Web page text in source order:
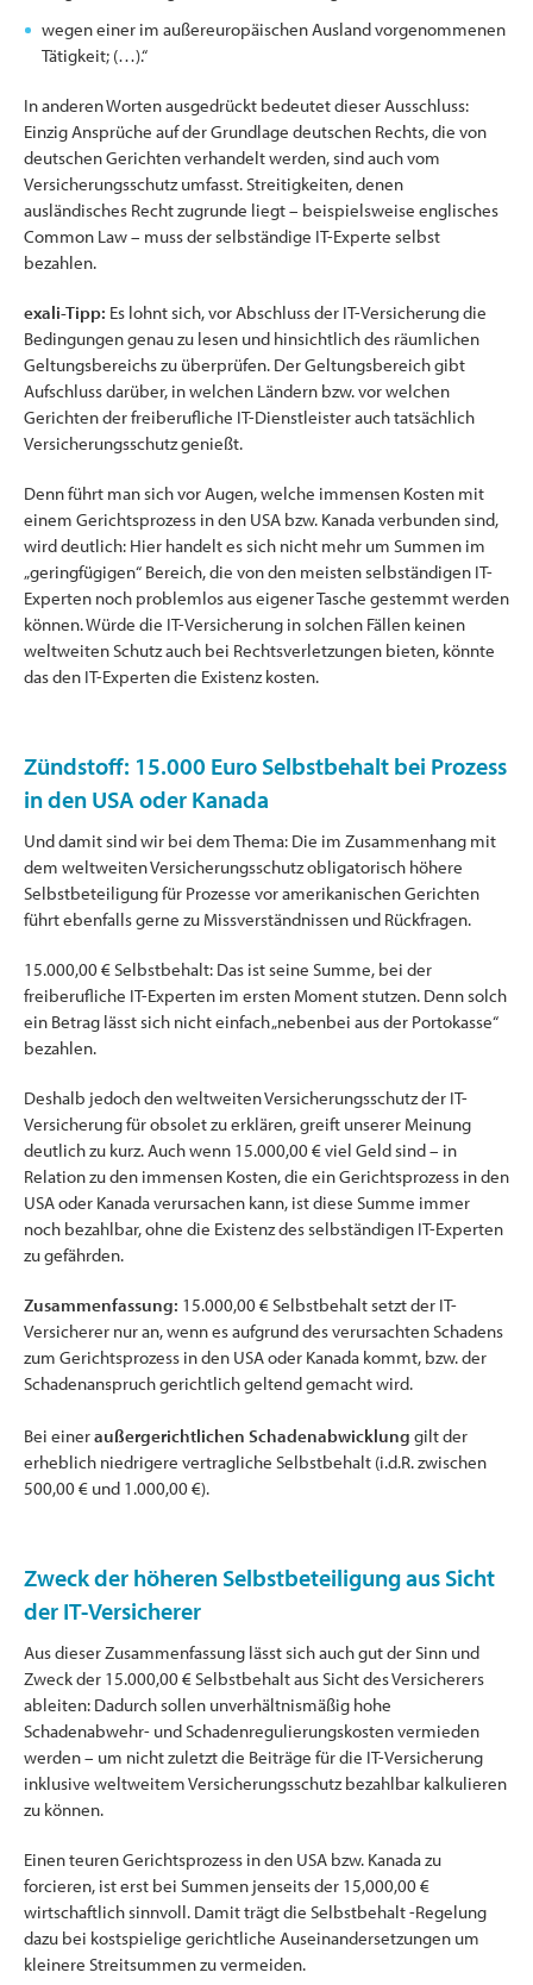
wegen einer im außereuropäischen Ausland vorgenommenen
Tätigkeit; (…).“
In anderen Worten ausgedrückt bedeutet dieser Ausschluss:
Einzig Ansprüche auf der Grundlage deutschen Rechts, die von
deutschen Gerichten verhandelt werden, sind auch vom
Versicherungsschutz umfasst. Streitigkeiten, denen
ausländisches Recht zugrunde liegt – beispielsweise englisches
Common Law – muss der selbständige IT-Experte selbst
bezahlen.
exali-Tipp: Es lohnt sich, vor Abschluss der IT-Versicherung die
Bedingungen genau zu lesen und hinsichtlich des räumlichen
Geltungsbereichs zu überprüfen. Der Geltungsbereich gibt
Aufschluss darüber, in welchen Ländern bzw. vor welchen
Gerichten der freiberufliche IT-Dienstleister auch tatsächlich
Versicherungsschutz genießt.
Denn führt man sich vor Augen, welche immensen Kosten mit
einem Gerichtsprozess in den USA bzw. Kanada verbunden sind,
wird deutlich: Hier handelt es sich nicht mehr um Summen im
„geringfügigen“ Bereich, die von den meisten selbständigen IT-
Experten noch problemlos aus eigener Tasche gestemmt werden
können. Würde die IT-Versicherung in solchen Fällen keinen
weltweiten Schutz auch bei Rechtsverletzungen bieten, könnte
das den IT-Experten die Existenz kosten.
Zündstoff: 15.000 Euro Selbstbehalt bei Prozess
in den USA oder Kanada
Und damit sind wir bei dem Thema: Die im Zusammenhang mit
dem weltweiten Versicherungsschutz obligatorisch höhere
Selbstbeteiligung für Prozesse vor amerikanischen Gerichten
führt ebenfalls gerne zu Missverständnissen und Rückfragen.
15.000,00 € Selbstbehalt: Das ist seine Summe, bei der
freiberufliche IT-Experten im ersten Moment stutzen. Denn solch
ein Betrag lässt sich nicht einfach „nebenbei aus der Portokasse“
bezahlen.
Deshalb jedoch den weltweiten Versicherungsschutz der IT-
Versicherung für obsolet zu erklären, greift unserer Meinung
deutlich zu kurz. Auch wenn 15.000,00 € viel Geld sind – in
Relation zu den immensen Kosten, die ein Gerichtsprozess in den
USA oder Kanada verursachen kann, ist diese Summe immer
noch bezahlbar, ohne die Existenz des selbständigen IT-Experten
zu gefährden.
Zusammenfassung: 15.000,00 € Selbstbehalt setzt der IT-
Versicherer nur an, wenn es aufgrund des verursachten Schadens
zum Gerichtsprozess in den USA oder Kanada kommt, bzw. der
Schadenanspruch gerichtlich geltend gemacht wird.
Bei eineraußergerichtlichen Schadenabwicklung gilt der
erheblich niedrigere vertragliche Selbstbehalt (i.d.R. zwischen
500,00 € und 1.000,00 €).
Zweck der höheren Selbstbeteiligung aus Sicht
der IT-Versicherer
Aus dieser Zusammenfassung lässt sich auch gut der Sinn und
Zweck der 15.000,00 € Selbstbehalt aus Sicht des Versicherers
ableiten: Dadurch sollen unverhältnismäßig hohe
Schadenabwehr- und Schadenregulierungskosten vermieden
werden – um nicht zuletzt die Beiträge für die IT-Versicherung
inklusive weltweitem Versicherungsschutz bezahlbar kalkulieren
zu können.
Einen teuren Gerichtsprozess in den USA bzw. Kanada zu
forcieren, ist erst bei Summen jenseits der 15,000,00 €
wirtschaftlich sinnvoll. Damit trägt die Selbstbehalt -Regelung
dazu bei kostspielige gerichtliche Auseinandersetzungen um
kleinere Streitsummen zu vermeiden.